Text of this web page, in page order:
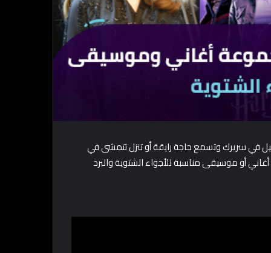
في سريرك وتسمع حاجة رايقة أو تنزل تتمشى في
أو موسيقى مناسبة للأجواء الشتوية والبرد